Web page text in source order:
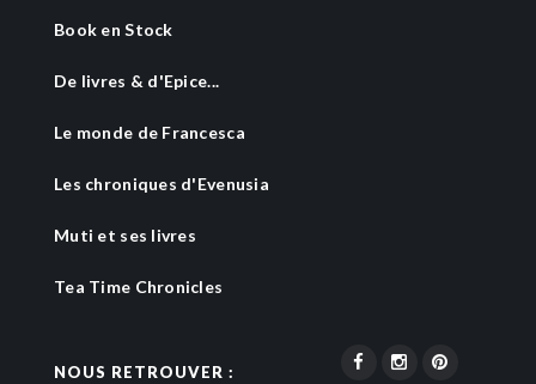
Book en Stock
De livres & d'Epice...
Le monde de Francesca
Les chroniques d'Evenusia
Muti et ses livres
Tea Time Chronicles
NOUS RETROUVER :